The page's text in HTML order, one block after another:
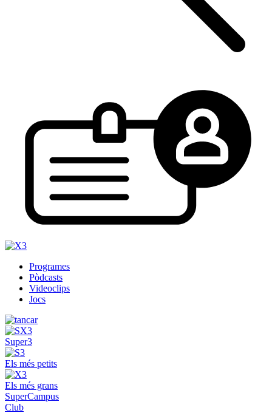
Programes
Pòdcasts
Videoclips
Jocs
Super3
Els més petits
Els més grans
SuperCampus
Club